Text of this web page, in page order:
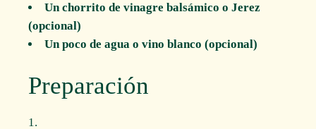
Un chorrito de vinagre balsámico o Jerez
(opcional)
Un poco de agua o vino blanco (opcional)
Preparación